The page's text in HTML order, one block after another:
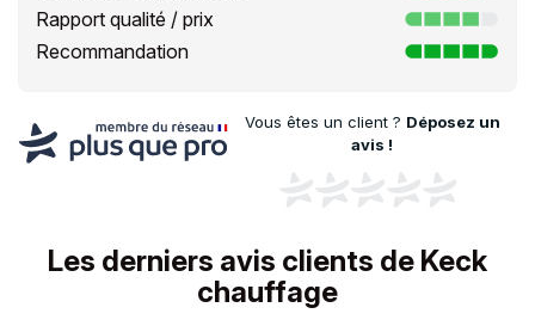
Rapport qualité / prix
Recommandation
Vous êtes un client ? Déposez un
avis !
Les derniers avis clients de Keck
chauffage